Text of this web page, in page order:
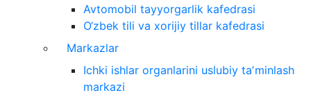
Avtomobil tayyorgarlik kafedrasi
O‘zbek tili va xorijiy tillar kafedrasi
Markazlar
Ichki ishlar organlarini uslubiy taʼminlash
markazi